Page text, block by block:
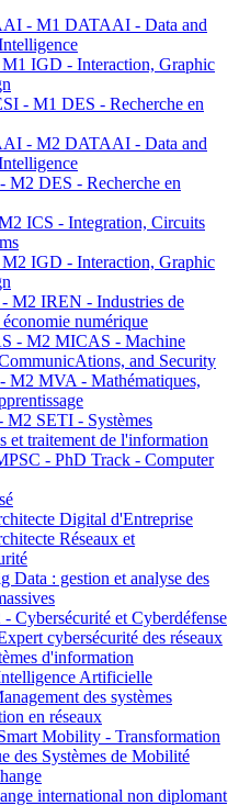
- M1 DATAAI - Data and
IGD - Interaction, Graphic
- M1 DES - Recherche en
- M2 DATAAI - Data and
M2 DES - Recherche en
ICS - Integration, Circuits
IGD - Interaction, Graphic
M2 IREN - Industries de
économie numérique
- M2 MICAS - Machine
and Security
M2 MVA - Mathématiques,
M2 SETI - Systèmes
et traitement de l'information
- PhD Track - Computer
Digital d'Entreprise
Réseaux et
Data : gestion et analyse des
Cybersécurité et Cyberdéfense
cybersécurité des réseaux
d'information
Artificielle
des systèmes
en réseaux
Mobility - Transformation
des Systèmes de Mobilité
international non diplomant